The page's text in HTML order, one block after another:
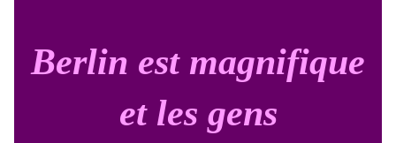
Berlin est magnifique
et les gens